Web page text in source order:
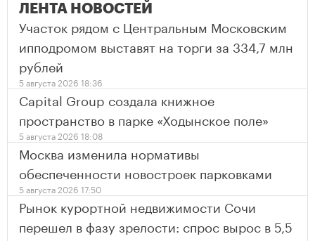
ЛЕНТА НОВОСТЕЙ
Участок рядом с Центральным Московским
ипподромом выставят на торги за 334,7 млн
рублей
5 августа 2026 18:36
Capital Group создала книжное
пространство в парке «Ходынское поле»
5 августа 2026 18:08
Москва изменила нормативы
обеспеченности новостроек парковками
5 августа 2026 17:50
Рынок курортной недвижимости Сочи
перешел в фазу зрелости: спрос вырос в 5,5